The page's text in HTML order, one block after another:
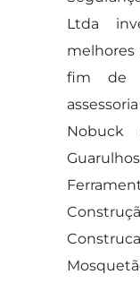
Ltda
melhores
fim de
Nobuck